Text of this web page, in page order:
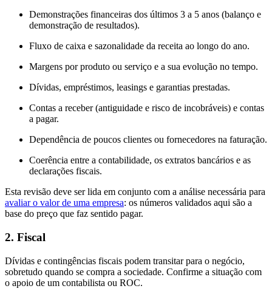
Demonstrações financeiras dos últimos 3 a 5 anos (balanço e
demonstração de resultados).
Fluxo de caixa e sazonalidade da receita ao longo do ano.
Margens por produto ou serviço e a sua evolução no tempo.
Dívidas, empréstimos, leasings e garantias prestadas.
Contas a receber (antiguidade e risco de incobráveis) e contas
a pagar.
Dependência de poucos clientes ou fornecedores na faturação.
Coerência entre a contabilidade, os extratos bancários e as
declarações fiscais.
Esta revisão deve ser lida em conjunto com a análise necessária para
avaliar o valor de uma empresa: os números validados aqui são a
base do preço que faz sentido pagar.
2. Fiscal
Dívidas e contingências fiscais podem transitar para o negócio,
sobretudo quando se compra a sociedade. Confirme a situação com
o apoio de um contabilista ou ROC.